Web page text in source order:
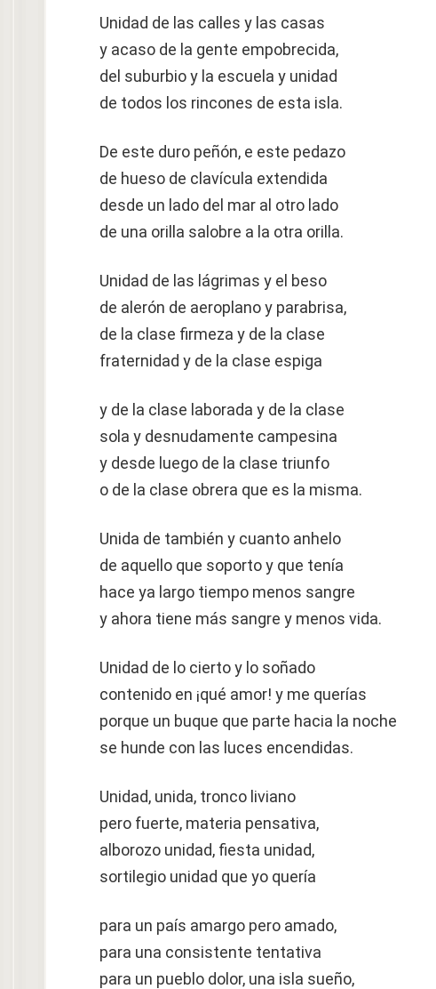
Unidad de las calles y las casas
y acaso de la gente empobrecida,
del suburbio y la escuela y unidad
de todos los rincones de esta isla.
De este duro peñón, e este pedazo
de hueso de clavícula extendida
desde un lado del mar al otro lado
de una orilla salobre a la otra orilla.
Unidad de las lágrimas y el beso
de alerón de aeroplano y parabrisa,
de la clase firmeza y de la clase
fraternidad y de la clase espiga
y de la clase laborada y de la clase
sola y desnudamente campesina
y desde luego de la clase triunfo
o de la clase obrera que es la misma.
Unida de también y cuanto anhelo
de aquello que soporto y que tenía
hace ya largo tiempo menos sangre
y ahora tiene más sangre y menos vida.
Unidad de lo cierto y lo soñado
contenido en ¡qué amor! y me querías
porque un buque que parte hacia la noche
se hunde con las luces encendidas.
Unidad, unida, tronco liviano
pero fuerte, materia pensativa,
alborozo unidad, fiesta unidad,
sortilegio unidad que yo quería
para un país amargo pero amado,
para una consistente tentativa
para un pueblo dolor, una isla sueño,